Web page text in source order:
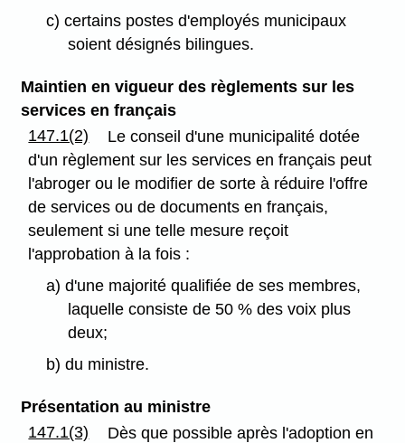
c) certains postes d'employés municipaux
soient désignés bilingues.
Maintien en vigueur des règlements sur les
services en français
147.1(2)
Le conseil d'une municipalité dotée
d'un règlement sur les services en français peut
l'abroger ou le modifier de sorte à réduire l'offre
de services ou de documents en français,
seulement si une telle mesure reçoit
l'approbation à la fois :
a) d'une majorité qualifiée de ses membres,
laquelle consiste de 50 % des voix plus
deux;
b) du ministre.
Présentation au ministre
147.1(3)
Dès que possible après l'adoption en